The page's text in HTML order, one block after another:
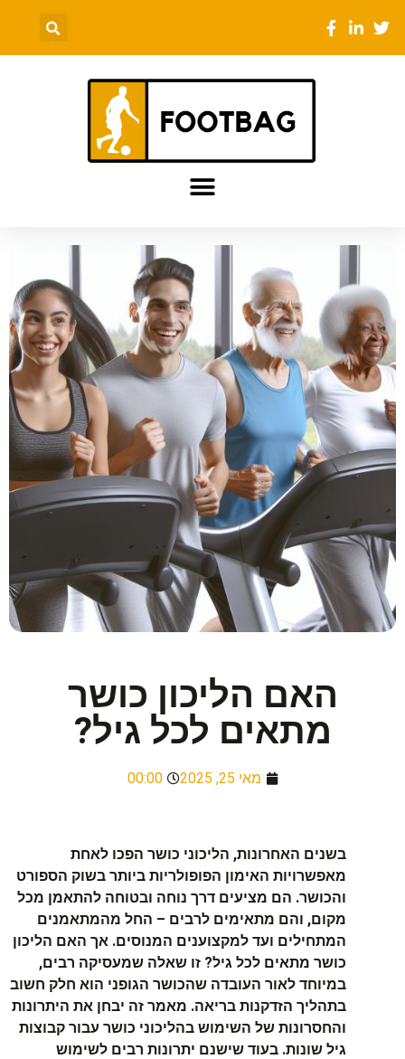
האם הליכון כושר
מתאים לכל גיל?
מאי 25, 2025 00:00
בשנים האחרונות, הליכוני כושר הפכו לאחת
מאפשרויות האימון הפופולריות ביותר בשוק הספורט
והכושר. הם מציעים דרך נוחה ובטוחה להתאמן מכל
מקום, והם מתאימים לרבים – החל מהמתאמנים
המתחילים ועד למקצוענים המנוסים. אך האם הליכון
כושר מתאים לכל גיל? זו שאלה שמעסיקה רבים,
במיוחד לאור העובדה שהכושר הגופני הוא חלק חשוב
בתהליך הזדקנות בריאה. מאמר זה יבחן את היתרונות
והחסרונות של השימוש בהליכוני כושר עבור קבוצות
גיל שונות. בעוד שישנם יתרונות רבים לשימוש